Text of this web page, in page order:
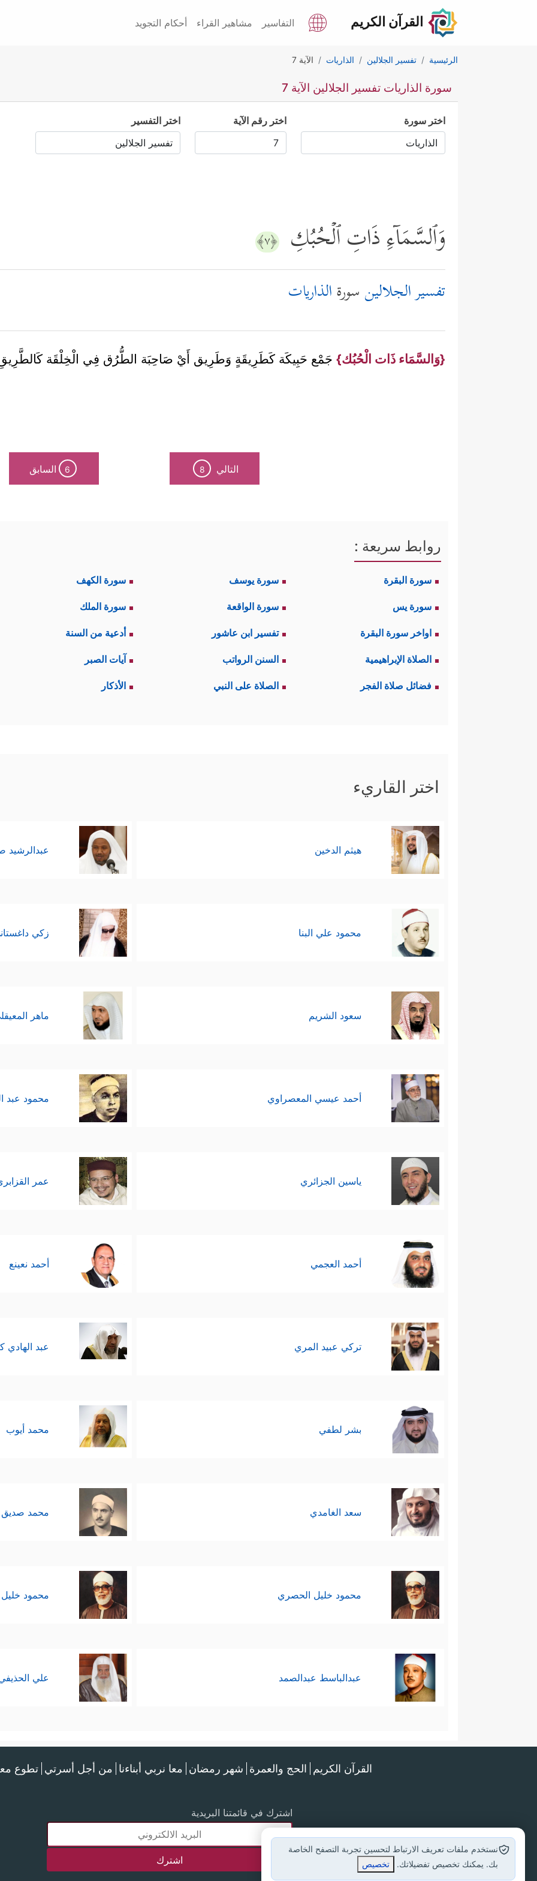
القرآن الكريم التفاسير مشاهير القراء أحكام التجويد
الرئيسية تفسير الجلالين الذاريات الآية 7
سورة الذاريات تفسير الجلالين الآية 7
اختر سورة اختر رقم الآية اختر التفسير
وَٱلسَّمَاۤءِ ذَاتِ ٱلۡحُبُكِ ﴿٧﴾
تفسير الجلالين سورةالذاريات
{وَالسَّمَاء ذَات الْحُبُك} جَمْع حَبِيكَة كَطَرِيقَةٍ وَطَرِيق أَيْ صَاحِبَة الطُّرُق فِي الْخِلْقَة
التالي 8
6 السابق
روابط سريعة :
سورة البقرة سورة يوسف سورة الكهف
سورة يس سورة الواقعة سورة الملك
اواخر سورة البقرة تفسير ابن عاشور أدعية من السنة
الصلاة الإبراهيمية السنن الرواتب آيات الصبر
فضائل صلاة الفجر الصلاة على النبي الأذكار
اختر القاريء
هيثم الدخين عبدالرشيد
محمود علي البنا زكي
سعود الشريم ماهر
أحمد عيسي المعصراوي محمود عبد
ياسين الجزائري عمر
أحمد العجمي أحمد نعينع
تركي عبيد المري عبد الهادي
بشر لطفي محمد أيوب
سعد الغامدي محمد صديق
محمود خليل الحصري محمود
عبدالباسط عبدالصمد علي
القرآن الكريم الحج والعمرة شهر رمضان معا نربي أبناءنا من أجل أسرتي تطوع
اشترك في قائمتنا البريدية
نستخدم ملفات تعريف الارتباط لتحسين تجربة التصفح الخاصة
بك. يمكنك تخصيص تفضيلاتك.
تخصيص